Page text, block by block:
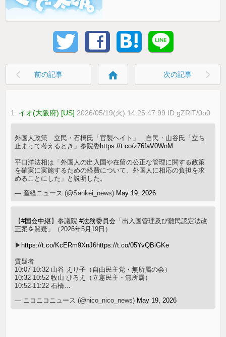
前の記事 home 次の記事
1: イオ(大阪府) [US] 2026/05/19(火) 14:25:47.99 ID:gZRlT/0o0
外国人政策 立民・石橋氏「官製ヘイト」 自民・山谷氏「立ち
止まって考えるとき」参院委https://t.co/z76faV0WnM
平口洋法相は「外国人の出入国や在留の公正な管理に関する政策
を確実に実施するための経費について、外国人に相応の負担を求
めることにした」と説明した。
— 産経ニュース (@Sankei_news) May 19, 2026
【#国会中継】参議院#法務委員会 「出入国管理及び難民認定法改
正案を質疑」（2026年5月19日）
▶ https://t.co/KcERm9XnJ6https://t.co/05YvQBiGKe
質疑者
10:07-10:32 山谷 えり子（自由民主党・無所属の会）
10:32-10:52 牧山 ひろえ（立憲民主・無所属）
10:52-11:22 石橋…
— ニコニコニュース (@nico_nico_news) May 19, 2026